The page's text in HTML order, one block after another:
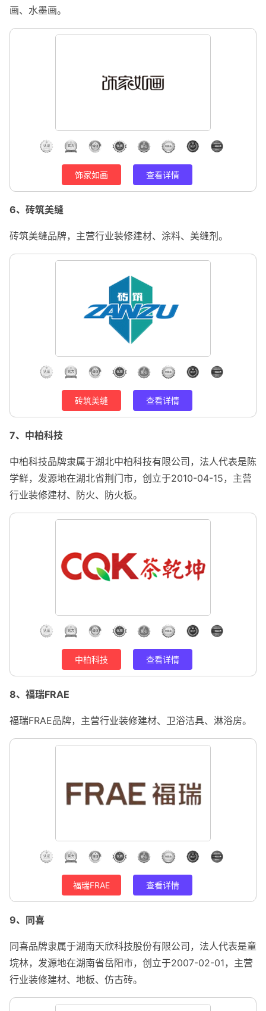
画、水墨画。
饰家如画 查看详情
6、砖筑美缝
砖筑美缝品牌，主营行业装修建材、涂料、美缝剂。
砖筑美缝 查看详情
7、中柏科技
中柏科技品牌隶属于湖北中柏科技有限公司，法人代表是陈
学鲜，发源地在湖北省荆门市，创立于2010-04-15，主营
行业装修建材、防火、防火板。
中柏科技 查看详情
8、福瑞FRAE
福瑞FRAE品牌，主营行业装修建材、卫浴洁具、淋浴房。
福瑞FRAE 查看详情
9、同喜
同喜品牌隶属于湖南天欣科技股份有限公司，法人代表是童
垸林，发源地在湖南省岳阳市，创立于2007-02-01，主营
行业装修建材、地板、仿古砖。